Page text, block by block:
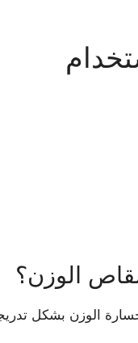
الوزن؟
خسارة الوزن بشكل